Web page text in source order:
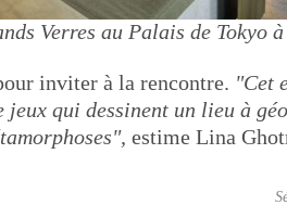
Verres au Palais de Tokyo
inviter à la rencontre. "Cet
qui dessinent un lieu à
estime Lina